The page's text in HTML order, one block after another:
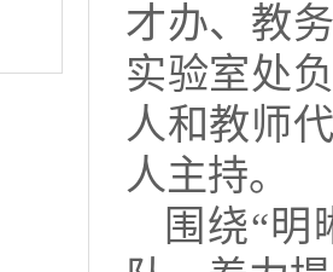
才办、教
实验室处
人和教师
人主持。
围绕“